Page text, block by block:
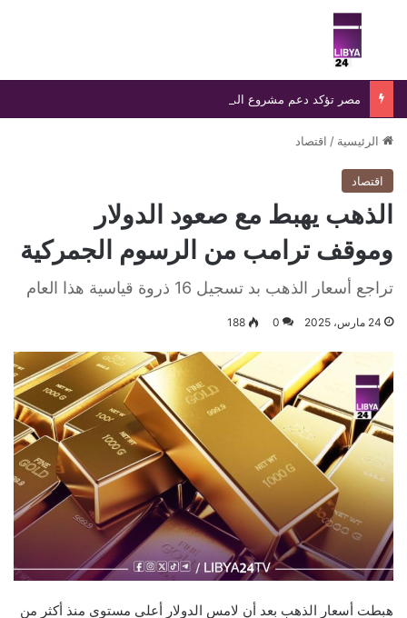
بحث عن
الرئيسية / اقتصاد
اقتصاد
الذهب يهبط مع صعود الدولار
وموقف ترامب من الرسوم الجمركية
تراجع أسعار الذهب بد تسجيل 16 ذروة قياسية هذا العام
24 مارس، 2025 0
188
هبطت أسعار الذهب بعد أن لامس الدولار أعلى مستوى منذ أكثر من